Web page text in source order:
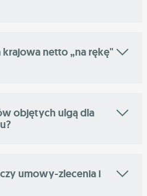
netto „na rękę"
objętych ulgą dla
umowy-zlecenia i